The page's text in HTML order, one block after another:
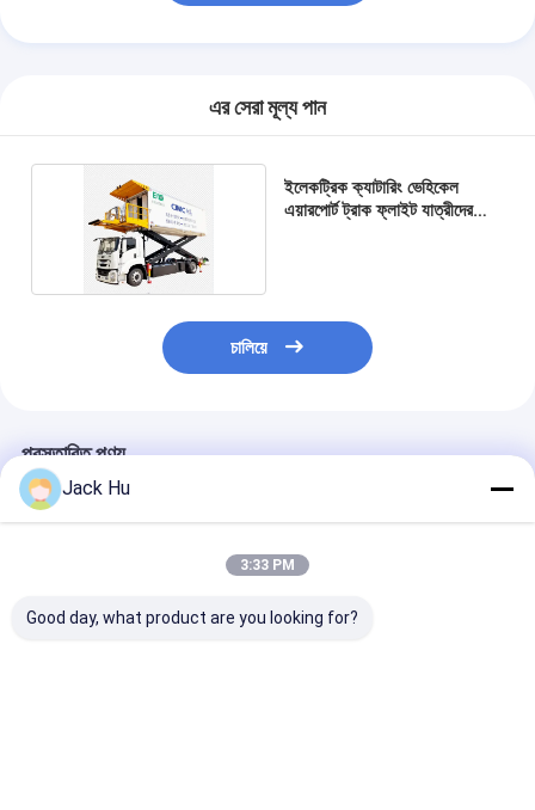
এর সেরা মূল্য পান
ইলেকট্রিক ক্যাটারিং ভেহিকেল
এয়ারপোর্ট ট্রাক ফ্লাইট যাত্রীদের
চালিয়ে
প্রস্তাবিত পণ্য
Jack Hu
3:33 PM
Good day, what product are you looking for?